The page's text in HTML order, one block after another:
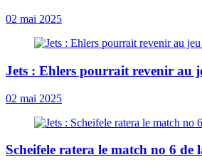
02 mai 2025
Jets : Ehlers pourrait revenir au
02 mai 2025
Scheifele ratera le match no 6 de